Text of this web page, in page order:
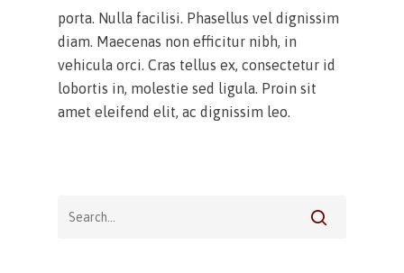
porta. Nulla facilisi. Phasellus vel dignissim
diam. Maecenas non efficitur nibh, in
vehicula orci. Cras tellus ex, consectetur id
lobortis in, molestie sed ligula. Proin sit
amet eleifend elit, ac dignissim leo.